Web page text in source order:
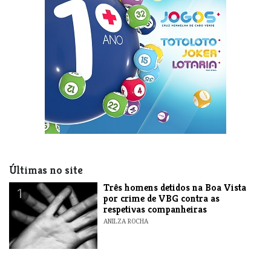
Últimas no site
1
Três homens detidos na Boa Vista
por crime de VBG contra as
respetivas companheiras
ANILZA ROCHA